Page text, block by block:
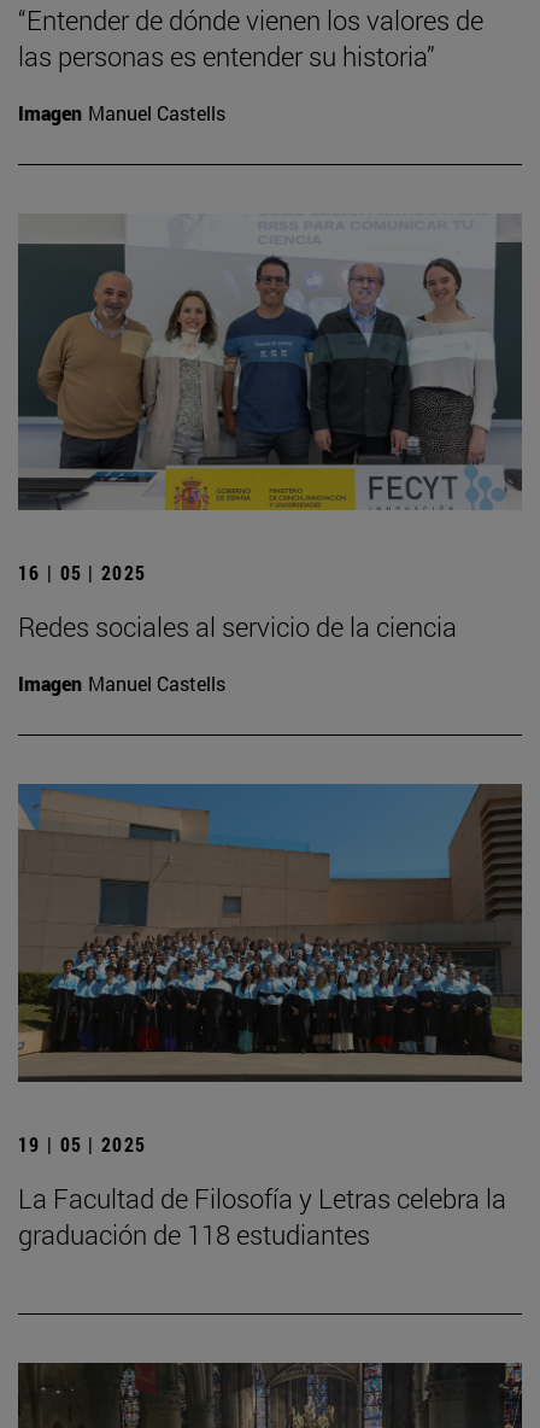
“Entender de dónde vienen los valores de
las personas es entender su historia”
Imagen Manuel Castells
16 | 05 | 2025
Redes sociales al servicio de la ciencia
Imagen Manuel Castells
19 | 05 | 2025
La Facultad de Filosofía y Letras celebra la
graduación de 118 estudiantes